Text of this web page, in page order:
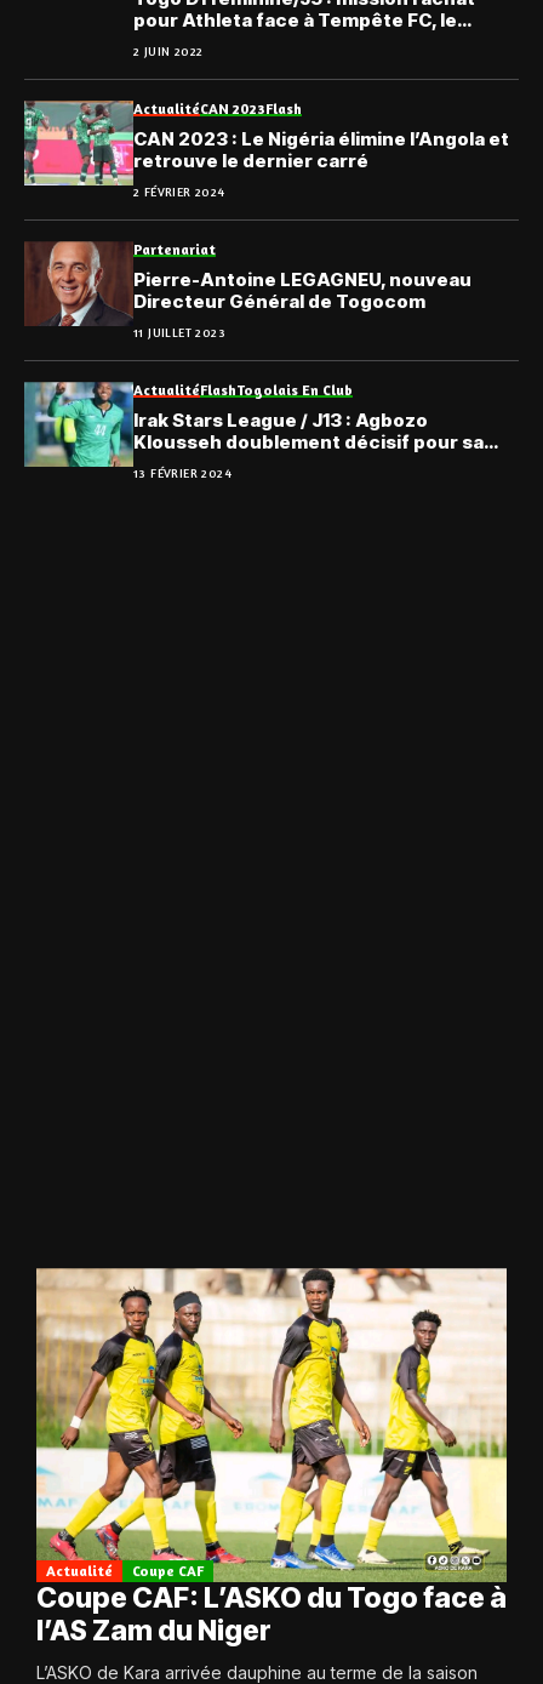
pour Athleta face à Tempête FC, le
programme complet
2 JUIN 2022
ActualitéCAN 2023Flash
CAN 2023 : Le Nigéria élimine l’Angola et
retrouve le dernier carré
2 FÉVRIER 2024
Partenariat
Pierre-Antoine LEGAGNEU, nouveau
Directeur Général de Togocom
11 JUILLET 2023
ActualitéFlashTogolais En Club
Irak Stars League / J13 : Agbozo
Klousseh doublement décisif pour sa
première avec Al Naft
13 FÉVRIER 2024
Actualité Coupe CAF
Coupe CAF: L’ASKO du Togo face à
l’AS Zam du Niger
L’ASKO de Kara arrivée dauphine au terme de la saison